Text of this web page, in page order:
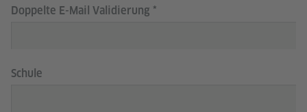
Doppelte E-Mail Validierung
Schule